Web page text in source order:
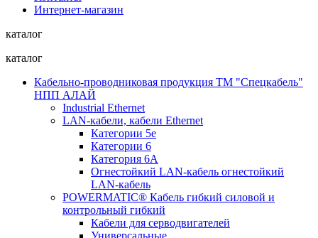
Интернет-магазин
каталог
каталог
Кабельно-проводниковая продукция ТМ "Спецкабель"
НПП АЛАЙ
Industrial Ethernet
LAN-кабели, кабели Ethernet
Категории 5е
Категории 6
Категория 6А
Огнестойкий LAN-кабель огнестойкий
LAN-кабель
POWERMATIC® Кабель гибкий силовой и
контрольный гибкий
Кабели для серводвигателей
Универсальные